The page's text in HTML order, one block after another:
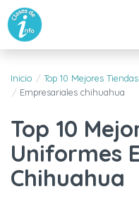
Inicio
Top 10 Mejores
Empresariales chihuahua
Top 10
Uniformes
Chihuahua